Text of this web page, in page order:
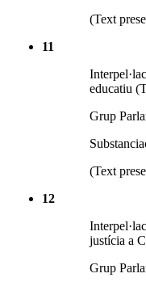
(Text
11
educatiu
Grup
(Text
12
justícia a
Grup